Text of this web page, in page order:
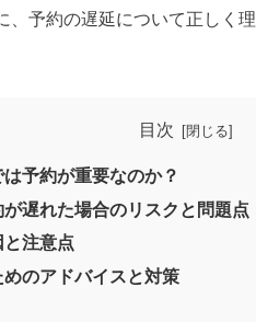
、予約の遅延について正しく
目次
予約が重要なのか？
遅れた場合のリスクと問題点
注意点
のアドバイスと対策